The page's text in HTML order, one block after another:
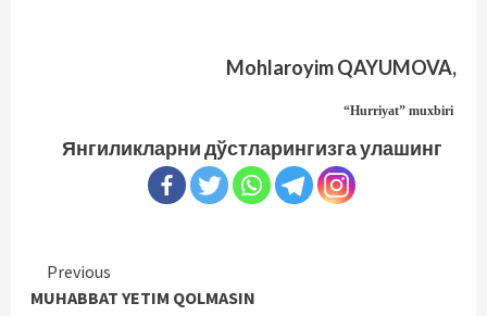
Mohlaroyim QAYUMOVA,
“Hurriyat” muxbiri
Янгиликларни дўстларингизга улашинг
Continue
Previous
MUHABBAT YETIM QOLMASIN